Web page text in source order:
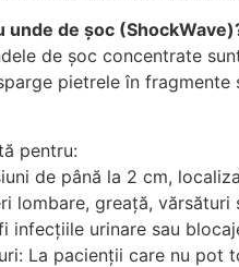
de șoc
de șoc concentrate
pietrele în
pentru:
de până la 2 cm,
lombare, greață, vărsături
infecțiile urinare sau
La pacienții care nu pot